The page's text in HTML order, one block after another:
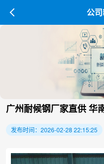
公
广州耐候钢厂家直供 华
发布时间：2026-02-28 22:15:25